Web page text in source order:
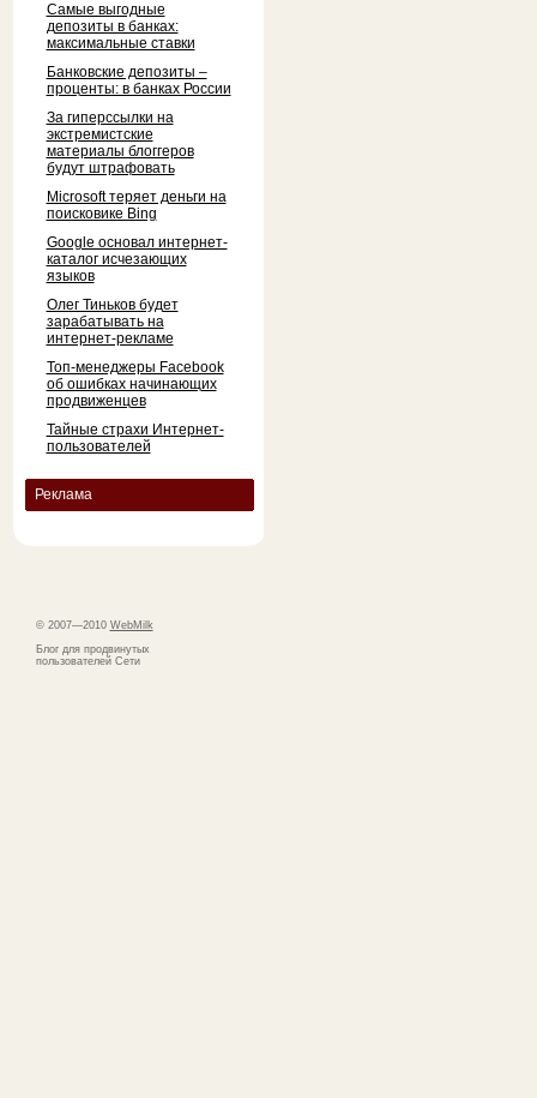
Самые выгодные
депозиты в банках:
максимальные ставки
Банковские депозиты –
проценты: в банках России
За гиперссылки на
экстремистские
материалы блоггеров
будут штрафовать
Microsoft теряет деньги на
поисковике Bing
Google основал интернет-
каталог исчезающих
языков
Олег Тиньков будет
зарабатывать на
интернет-рекламе
Топ-менеджеры Facebook
об ошибках начинающих
продвиженцев
Тайные страхи Интернет-
пользователей
Реклама
© 2007—2010 WebMilk
Блог для продвинутых
пользователей Сети